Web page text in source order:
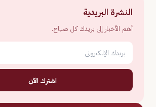
النشرة البريدية
أهم الأخبار إلى بريدك كل صباح.
اشترك الآن